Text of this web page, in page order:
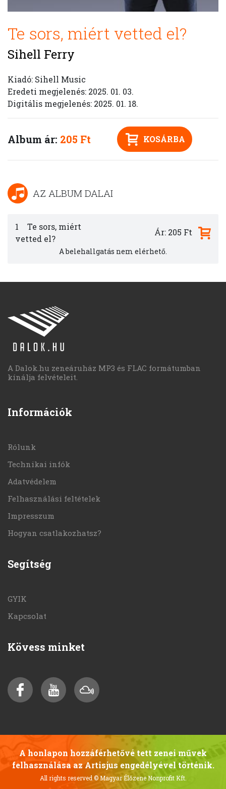
Te sors, miért vetted el?
Sihell Ferry
Kiadó: Sihell Music
Eredeti megjelenés: 2025. 01. 03.
Digitális megjelenés: 2025. 01. 18.
Album ár: 205 Ft KOSÁRBA
AZ ALBUM DALAI
1
Te sors, miért
vetted el?
A belehallgatás nem elérhető.
Ár: 205 Ft
A Dalok.hu zeneáruház MP3 és FLAC formátumban
kínálja felvételeit.
Információk
Rólunk
Technikai infók
Adatvédelem
Felhasználási feltételek
Impresszum
Hogyan csatlakozhatsz?
Segítség
GYIK
Kapcsolat
Kövess minket
A honlapon hozzáférhetővé tett zenei művek
felhasználása az Artisjus engedélyével történik.
All rights reserved © Magyar Élőzene Nonprofit Kft.